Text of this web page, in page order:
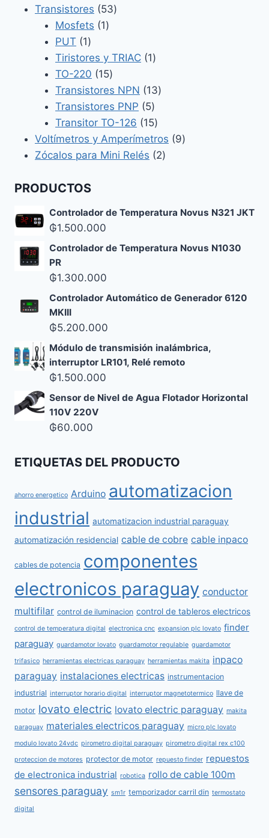
Transistores 5353
Mosfets 11
PUT 11
producto
Tiristores y TRIAC 11
TO-220 1515
productos
Transistores NPN 1313
Transistores PNP 55
productos
Transitor TO-126 1515
productos
Voltímetros y Amperímetros 99
Zócalos para Mini Relés 22
PRODUCTOS
Controlador de Temperatura Novus N321 JKT
₲1.500.000
Controlador de Temperatura Novus N1030
PR
₲1.300.000
Controlador Automático de Generador 6120
MKIII
₲5.200.000
Módulo de transmisión inalámbrica,
interruptor LR101, Relé remoto
₲1.500.000
Sensor de Nivel de Agua Flotador Horizontal
110V 220V
₲60.000
ETIQUETAS DEL PRODUCTO
ahorro energetico Arduino automatizacion
industrial automatizacion industrial paraguay
automatización residencial cable de cobre cable inpaco
cables de potencia componentes
electronicos paraguay conductor
multifilar control de iluminacion control de tableros electricos
control de temperatura digital electronica cnc expansion plc lovato finder
paraguay guardamotor lovato guardamotor regulable guardamotor
trifasico herramientas electricas paraguay herramientas makita inpaco
paraguay instalaciones electricas instrumentacion
industrial interruptor horario digital interruptor magnetotermico llave de
motor lovato electric lovato electric paraguay makita
paraguay materiales electricos paraguay micro plc lovato
modulo lovato 24vdc pirometro digital paraguay pirometro digital rex c100
proteccion de motores protector de motor repuesto finder repuestos
de electronica industrial robotica rollo de cable 100m
sensores paraguay sm1r temporizador carril din termostato
digital